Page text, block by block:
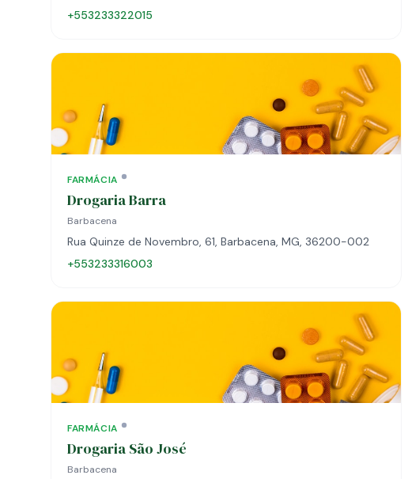
+553233322015
FARMÁCIA
Drogaria Barra
Barbacena
Rua Quinze de Novembro, 61, Barbacena, MG, 36200-002
+553233316003
FARMÁCIA
Drogaria São José
Barbacena